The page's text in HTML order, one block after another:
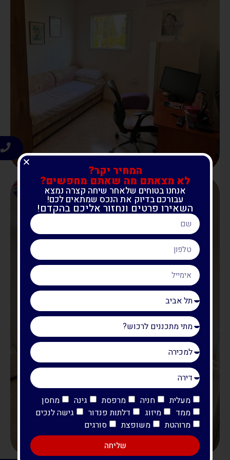
המחיר יקר?
לא מצאתם מה שאתם מחפשים?
אנחנו בטוחים שלאחר שיחה קצרה נמצא
עבורכם בדיוק את הנכס שמתאים לכם!
השאירו פרטים ונחזור אליכם בהקדם!
מעלית חניה מרפסת גינה
מחסן
ממד
מיזוג דלתות פנדור
גישה לנכים
מרוהטת
משופצת סורגים
שליחה